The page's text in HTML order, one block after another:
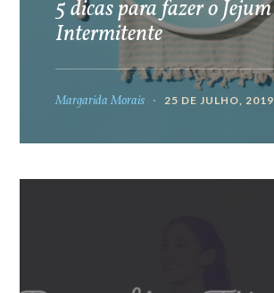
5 dicas para fazer o Jejum
Intermitente
Margarida Morais 25 DE JULHO, 2019